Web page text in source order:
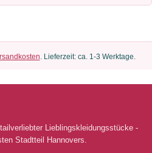
. Lieferzeit: ca. 1-3 Werktage.
Lieblingskleidungsstücke -
Stadtteil Hannovers.